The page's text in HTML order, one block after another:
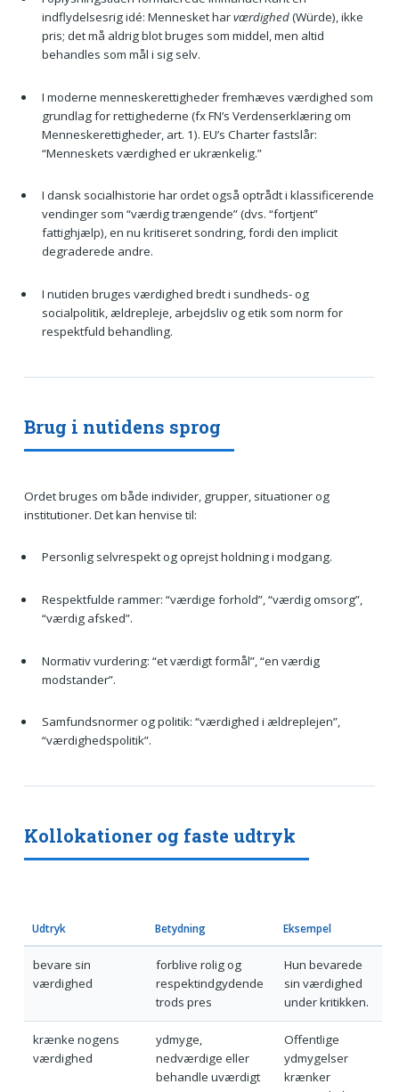
indflydelsesrig idé: Mennesket harværdighed(Würde), ikke
pris; det må aldrig blot bruges som middel, men altid
behandles som mål i sig selv.
I moderne menneskerettigheder fremhæves værdighed som
grundlag for rettighederne (fx FN’s Verdenserklæring om
Menneskerettigheder, art. 1). EU’s Charter fastslår:
“Menneskets værdighed er ukrænkelig.”
I dansk socialhistorie har ordet også optrådt i klassificerende
vendinger som “værdig trængende” (dvs. “fortjent”
fattighjælp), en nu kritiseret sondring, fordi den implicit
degraderede andre.
I nutiden bruges værdighed bredt i sundheds- og
socialpolitik, ældrepleje, arbejdsliv og etik som norm for
respektfuld behandling.
Brug i nutidens sprog
Ordet bruges om både individer, grupper, situationer og
institutioner. Det kan henvise til:
Personlig selvrespekt og oprejst holdning i modgang.
Respektfulde rammer: “værdige forhold”, “værdig omsorg”,
“værdig afsked”.
Normativ vurdering: “et værdigt formål”, “en værdig
modstander”.
Samfundsnormer og politik: “værdighed i ældreplejen”,
“værdighedspolitik”.
Kollokationer og faste udtryk
Udtryk Betydning Eksempel
bevare sin
værdighed
forblive rolig og
respektindgydende
trods pres
Hun bevarede
sin værdighed
under kritikken.
krænke nogens
værdighed
ydmyge,
nedværdige eller
behandle uværdigt
Offentlige
ydmygelser
krænker